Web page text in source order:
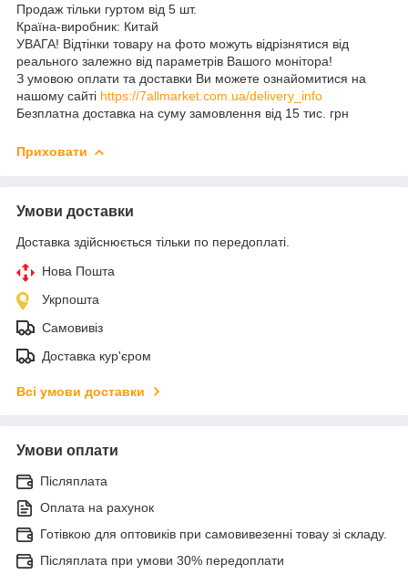
Продаж тільки гуртом від 5 шт.
Країна-виробник: Китай
УВАГА! Відтінки товару на фото можуть відрізнятися від
реального залежно від параметрів Вашого монітора!
З умовою оплати та доставки Ви можете ознайомитися на
нашому сайті https://7allmarket.com.ua/delivery_info
Безплатна доставка на суму замовлення від 15 тис. грн
Приховати
Умови доставки
Доставка здійснюється тільки по передоплаті.
Нова Пошта
Укрпошта
Самовивіз
Доставка кур'єром
Всі умови доставки
Умови оплати
Післяплата
Оплата на рахунок
Готівкою для оптовиків при самовивезенні товау зі складу.
Післяплата при умови 30% передоплати